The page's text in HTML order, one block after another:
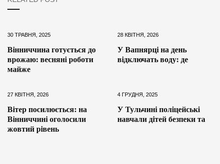
30 ТРАВНЯ, 2025
Вінниччина готується до
врожаю: весняні роботи
майже
28 КВІТНЯ, 2026
У Вапнярці на день
відключать воду: де
27 КВІТНЯ, 2026
Вітер посилюється: на
Вінниччині оголосили
жовтий рівень
4 ГРУДНЯ, 2025
У Тульчині поліцейські
навчали дітей безпеки та